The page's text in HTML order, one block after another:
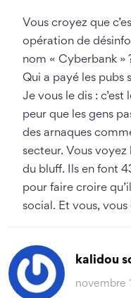
Vous croyez que
opération de
nom « Cyberbank »
Qui a payé les pubs
Je vous le dis :
peur que les gens
des arnaques
secteur. Vous voyez
du bluff. Ils en font
pour faire croire
social. Et vous, vous
kalidou
novembre